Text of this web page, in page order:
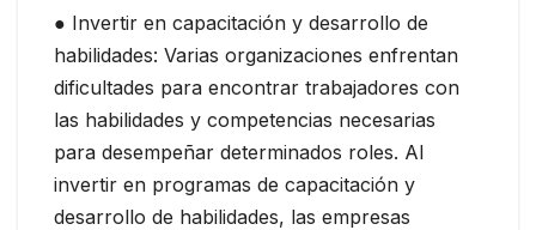
● Invertir en capacitación y desarrollo de
habilidades: Varias organizaciones enfrentan
dificultades para encontrar trabajadores con
las habilidades y competencias necesarias
para desempeñar determinados roles. Al
invertir en programas de capacitación y
desarrollo de habilidades, las empresas